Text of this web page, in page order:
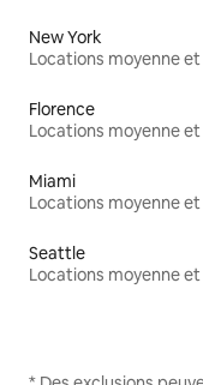
New York
Florence
Miami
Seattle